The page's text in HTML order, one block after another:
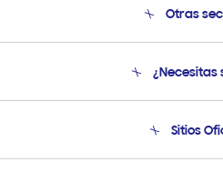
Otras
Condiciones
¿Necesitas
Soporte
Sitios